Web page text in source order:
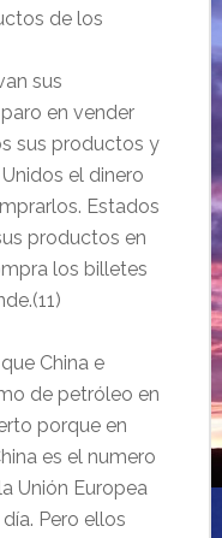
de los
sus
en vender
sus productos y
el dinero
Estados
productos en
los billetes
China e
de petróleo en
porque en
es el numero
Unión Europea
Pero ellos